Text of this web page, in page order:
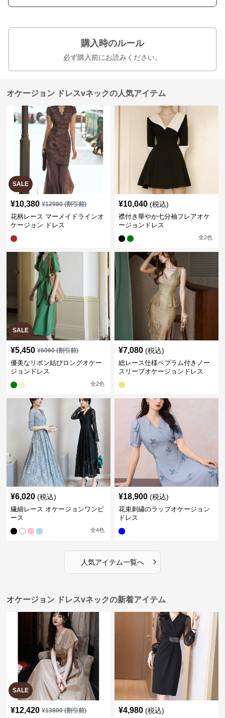
購入時のルール
必ず購入前にお読みください。
オケージョン ドレスvネックの人気アイテム
SALE
¥10,380 ¥12980(割引前)
花柄レース マーメイドラインオ
ケージョン ドレス
¥10,040 (税込)
襟付き華やか七分袖フレアオケ
ージョンドレス
全2色
SALE
¥5,450 ¥6060(割引前)
優美なリボン結びロングオケー
ジョンドレス
全2色
¥7,080 (税込)
総レース仕様ペプラム付きノー
スリーブオケージョンドレス
¥6,020 (税込)
繊細レース オケージョンワンピ
ース
全4色
¥18,900 (税込)
花束刺繍のラップオケージョン
ドレス
人気アイテム一覧へ ›
オケージョン ドレスvネックの新着アイテム
SALE
¥12,420 ¥13800(割引前) ¥4,980 (税込)